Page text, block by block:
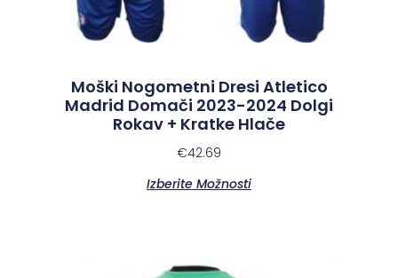
Moški Nogometni Dresi Atletico
Madrid Domači 2023-2024 Dolgi
Rokav + Kratke Hlače
€42.69
Izberite Možnosti